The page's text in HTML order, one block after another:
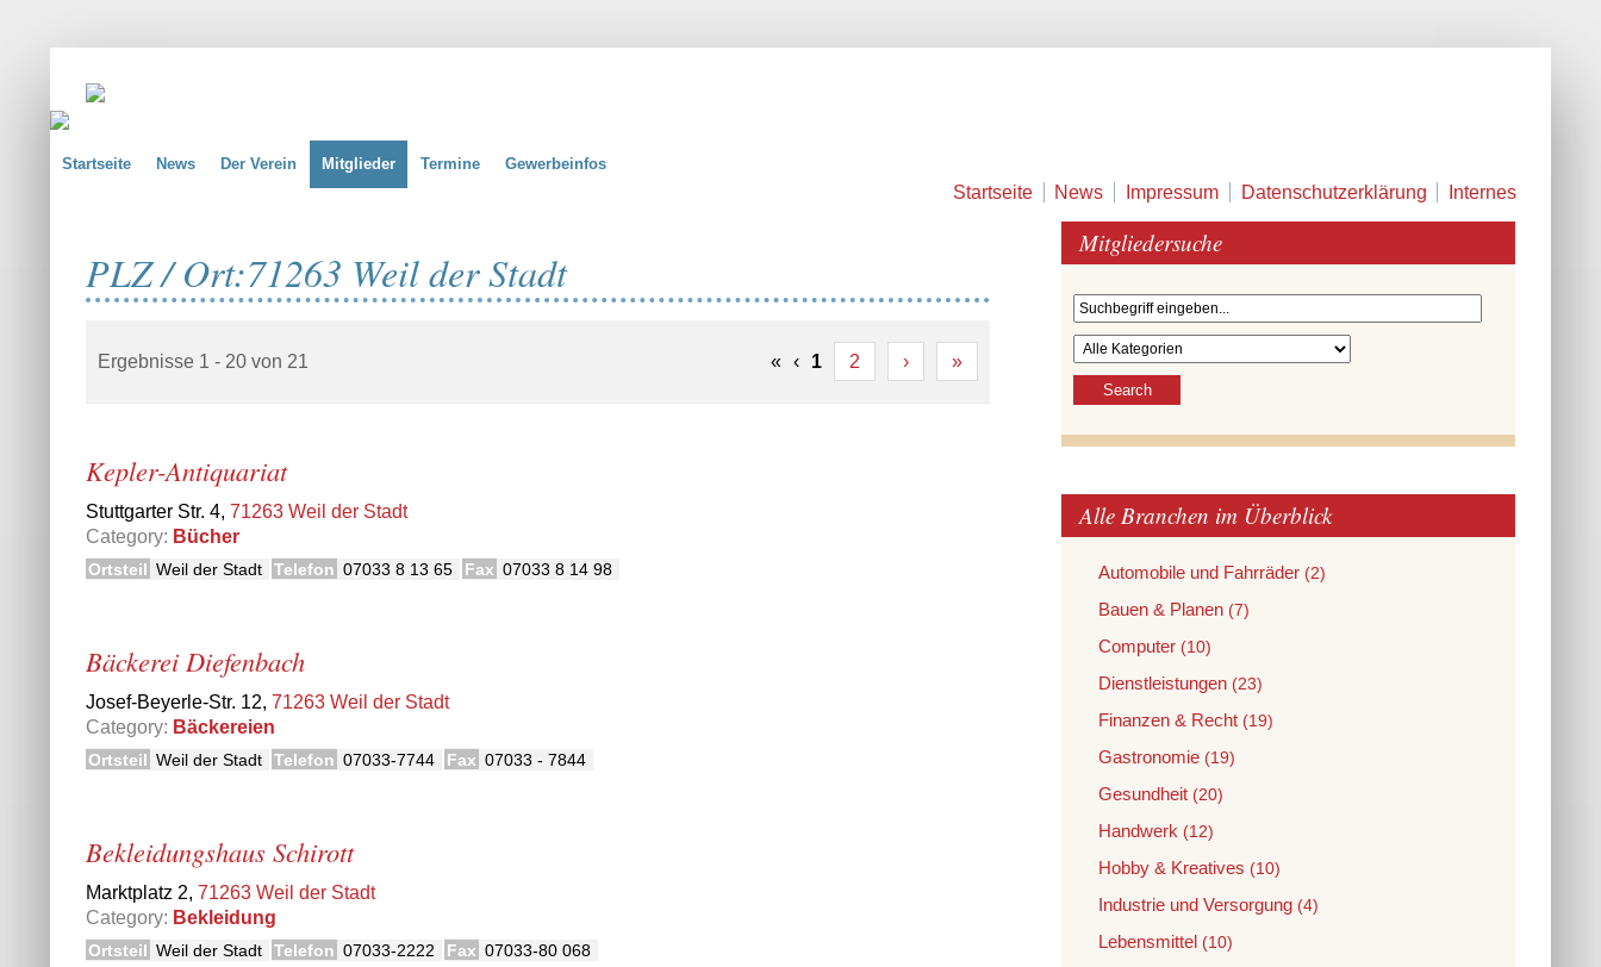
Startseite News Impressum Datenschutzerklärung Internes
Startseite News Der Verein Mitglieder Termine Gewerbeinfos
PLZ / Ort:71263 Weil der Stadt
Ergebnisse 1 - 20 von 21 « ‹ 1 2 › »
Kepler-Antiquariat
Stuttgarter Str. 4, 71263 Weil der Stadt
Category: Bücher
Ortsteil Weil der Stadt Telefon 07033 8 13 65 Fax 07033 8 14 98
Bäckerei Diefenbach
Josef-Beyerle-Str. 12, 71263 Weil der Stadt
Category: Bäckereien
Ortsteil Weil der Stadt Telefon 07033-7744 Fax 07033 - 7844
Bekleidungshaus Schirott
Marktplatz 2, 71263 Weil der Stadt
Category: Bekleidung
Ortsteil Weil der Stadt Telefon 07033-2222 Fax 07033-80 068
Mitgliedersuche
Alle Branchen im Überblick
Automobile und Fahrräder (2)
Bauen & Planen (7)
Computer (10)
Dienstleistungen (23)
Finanzen & Recht (19)
Gastronomie (19)
Gesundheit (20)
Handwerk (12)
Hobby & Kreatives (10)
Industrie und Versorgung (4)
Lebensmittel (10)